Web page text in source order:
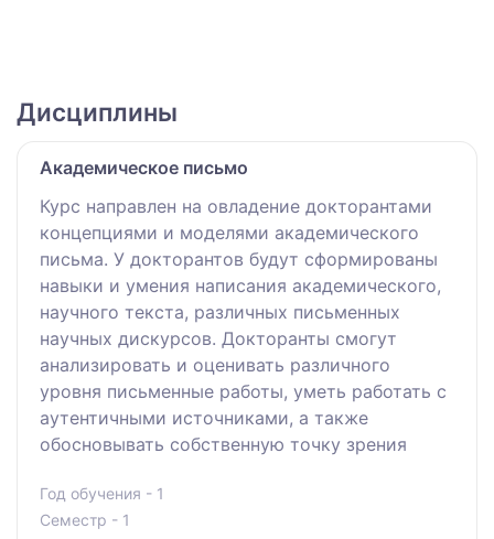
Дисциплины
Академическое письмо
Курс направлен на овладение докторантами
концепциями и моделями академического
письма. У докторантов будут сформированы
навыки и умения написания академического,
научного текста, различных письменных
научных дискурсов. Докторанты смогут
анализировать и оценивать различного
уровня письменные работы, уметь работать с
аутентичными источниками, а также
обосновывать собственную точку зрения
Год обучения - 1
Семестр - 1